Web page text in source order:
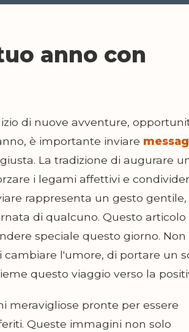
anno con
di nuove avventure,
è importante inviare
La tradizione di augurare
i legami affettivi e
rappresenta un gesto gentile,
di qualcuno. Questo articolo
speciale questo giorno. Non
l'umore, di portare un
questo viaggio verso la
meravigliose pronte per essere
Queste immagini non solo